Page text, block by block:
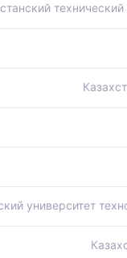
университет